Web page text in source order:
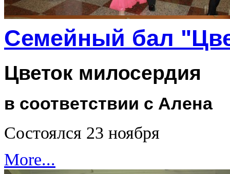
Семейный бал
Цветок милосердия
в соответствии с Алена
Состоялся 23 ноября
More...